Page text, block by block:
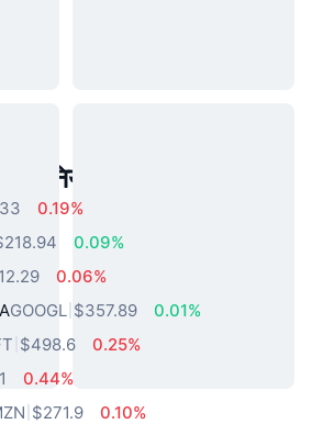
दुनिया की संपत्तियां
0.19%
0.09%
0.06%
GOOGL $357.89
0.01%
$498.6
0.25%
0.44%
$271.9
0.10%